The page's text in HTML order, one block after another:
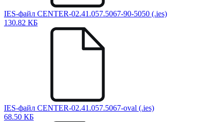
IES-файл CENTER-02.41.057.5067-90-5050 (.ies)
130.82 КБ
IES-файл CENTER-02.41.057.5067-oval (.ies)
68.50 КБ